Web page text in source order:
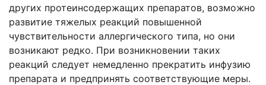
других протеинсодержащих препаратов, возможно
развитие тяжелых реакций повышенной
чувствительности аллергического типа, но они
возникают редко. При возникновении таких
реакций следует немедленно прекратить инфузию
препарата и предпринять соответствующие меры.